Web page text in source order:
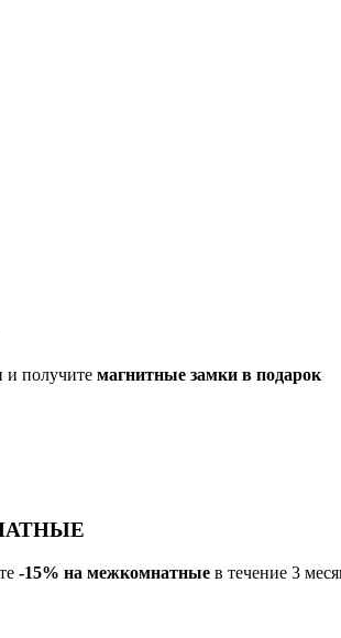
и получите магнитные замки в подарок
-15% на межкомнатные в течение 3